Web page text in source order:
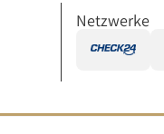
Netzwerke